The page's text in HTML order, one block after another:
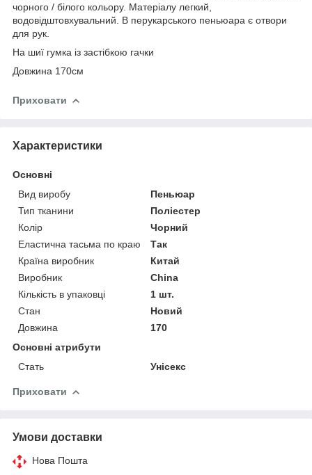
чорного / білого кольору. Матеріалу легкий,
водовідштовхувальний. В перукарського пеньюара є отвори
для рук.
На шиї гумка із застібкою гачки
Довжина 170см
Приховати
Характеристики
Основні
Вид виробу
Пеньюар
Тип тканини
Поліестер
Колір
Чорний
Еластична тасьма по краю
Так
Країна виробник
Китай
Виробник
China
Кількість в упаковці
1 шт.
Стан
Новий
Довжина
170
Основні атрибути
Стать
Унісекс
Приховати
Умови доставки
Нова Пошта